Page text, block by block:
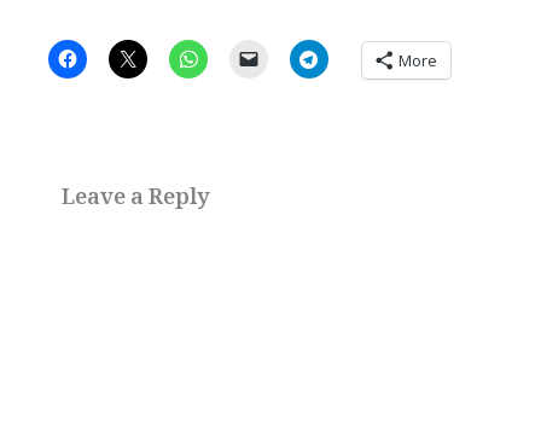
More
Leave a Reply